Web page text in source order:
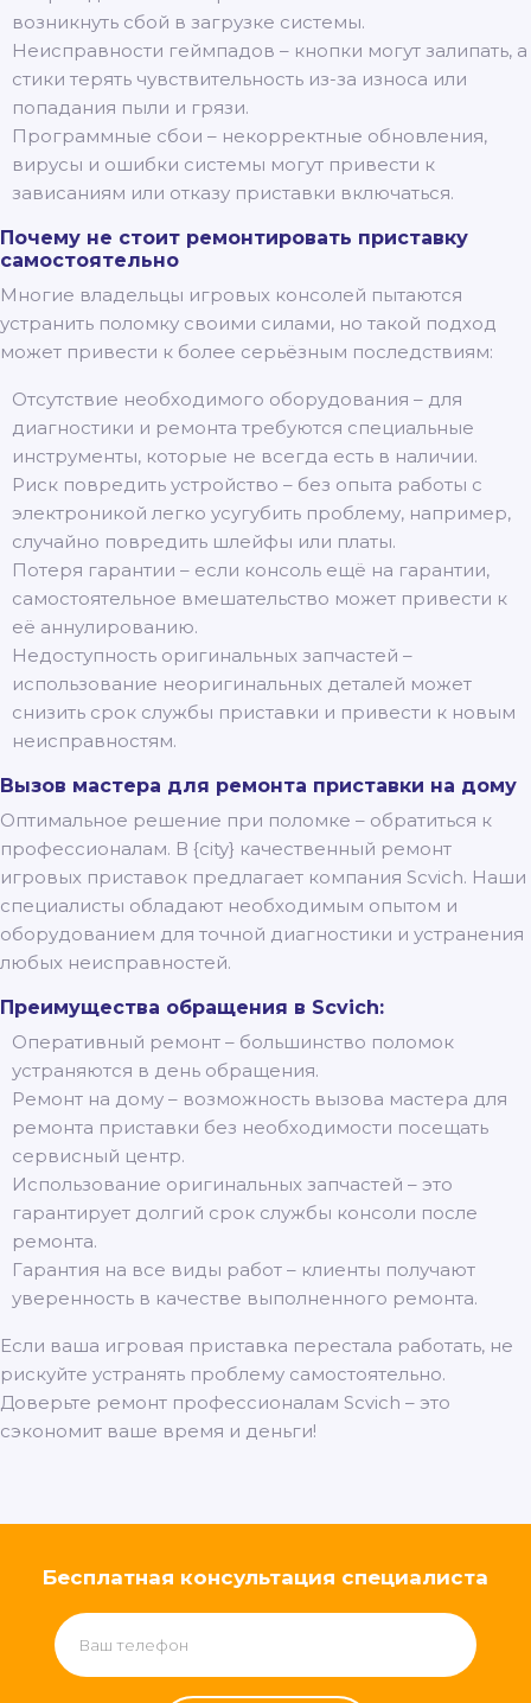
возникнуть сбой в загрузке системы.
Неисправности геймпадов – кнопки могут залипать, а
стики терять чувствительность из-за износа или
попадания пыли и грязи.
Программные сбои – некорректные обновления,
вирусы и ошибки системы могут привести к
зависаниям или отказу приставки включаться.
Почему не стоит ремонтировать приставку
самостоятельно
Многие владельцы игровых консолей пытаются
устранить поломку своими силами, но такой подход
может привести к более серьёзным последствиям:
Отсутствие необходимого оборудования – для
диагностики и ремонта требуются специальные
инструменты, которые не всегда есть в наличии.
Риск повредить устройство – без опыта работы с
электроникой легко усугубить проблему, например,
случайно повредить шлейфы или платы.
Потеря гарантии – если консоль ещё на гарантии,
самостоятельное вмешательство может привести к
её аннулированию.
Недоступность оригинальных запчастей –
использование неоригинальных деталей может
снизить срок службы приставки и привести к новым
неисправностям.
Вызов мастера для ремонта приставки на дому
Оптимальное решение при поломке – обратиться к
профессионалам. В {city} качественный ремонт
игровых приставок предлагает компания Scvich. Наши
специалисты обладают необходимым опытом и
оборудованием для точной диагностики и устранения
любых неисправностей.
Преимущества обращения в Scvich:
Оперативный ремонт – большинство поломок
устраняются в день обращения.
Ремонт на дому – возможность вызова мастера для
ремонта приставки без необходимости посещать
сервисный центр.
Использование оригинальных запчастей – это
гарантирует долгий срок службы консоли после
ремонта.
Гарантия на все виды работ – клиенты получают
уверенность в качестве выполненного ремонта.
Если ваша игровая приставка перестала работать, не
рискуйте устранять проблему самостоятельно.
Доверьте ремонт профессионалам Scvich – это
сэкономит ваше время и деньги!
Бесплатная консультация специалиста